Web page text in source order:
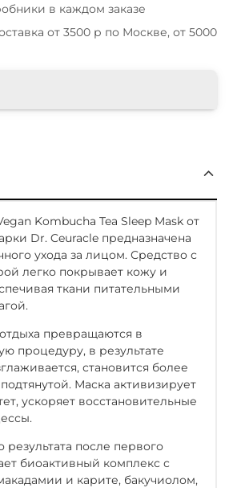
в каждом заказе
от 3500 р по Москве, от 5000
Kombucha Tea Sleep Mask от
Dr. Ceuracle предназначена
ухода за лицом. Средство с
легко покрывает кожу и
ткани питательными
превращаются в
процедуру, в результате
становится более
Маска активизирует
ускоряет восстановительные
результата после первого
биоактивный комплекс с
и карите, бакучиолом,